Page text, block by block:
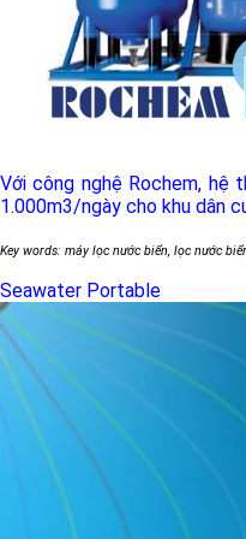
Với công nghệ Rochem,
1.000m3/ngày cho khu dân
Key words: máy lọc nước biển, lọc nước
Seawater Portable